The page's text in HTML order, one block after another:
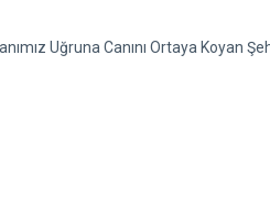
Uğruna Canını Ortaya Koyan